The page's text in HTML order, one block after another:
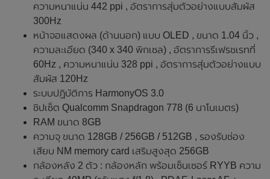
ความหนาแน่น 442 ppi , อัตราการสุ่มตัวอย่างแบบสัมผัส
300Hz
หน้าจอแสดงผล (ด้านนอก) แบบ OLED , ขนาด 1.04 นิ้ว ,
ความละเอียด (340 x 340 พิกเซล) , อัตราการรีเฟรชเรทที่
60Hz , ความหนาแน่น 328 ppi , อัตราการสุ่มตัวอย่างแบบ
สัมผัส 120Hz
ระบบปฏิบัติการ HarmonyOS 3.0
ชิปเซ็ต Qualcomm Snapdragon 778 (6 นาโนเมตร)
RAM ขนาด 8GB
ความจุ ขนาด 128GB / 256GB / 512GB , รองรับช่อง
เสียบ NM memory card เสริมสูงสุด 256GB
กล้องหลัง 2 ตัว : กล้องหลัก พร้อมเซ็นเซอร์ RYYB ความ